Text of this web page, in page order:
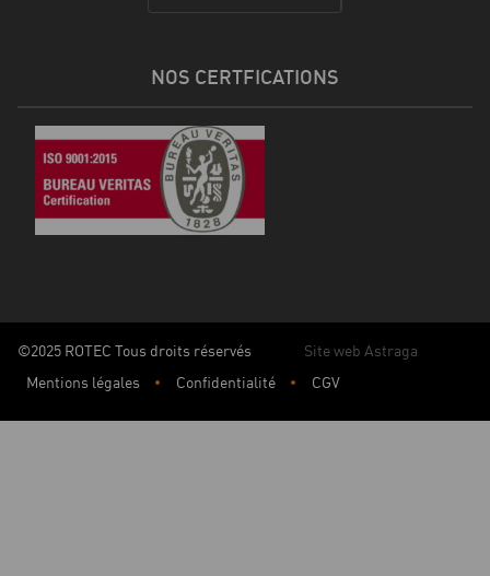
NOS CERTFICATIONS
©2025 ROTEC Tous droits réservés
Site web Astraga
Mentions légales
Confidentialité CGV